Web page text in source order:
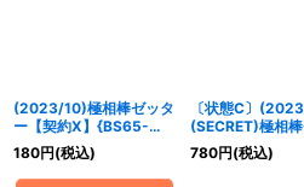
(2023/10)極相棒ゼッタ
ー【契約X】{BS65-
CX04}《緑》
180円(税込)
〔状態C〕
(SECRET)極相棒
ー【契約X-SEC】
{BS65-CX04}《
780円(税込)